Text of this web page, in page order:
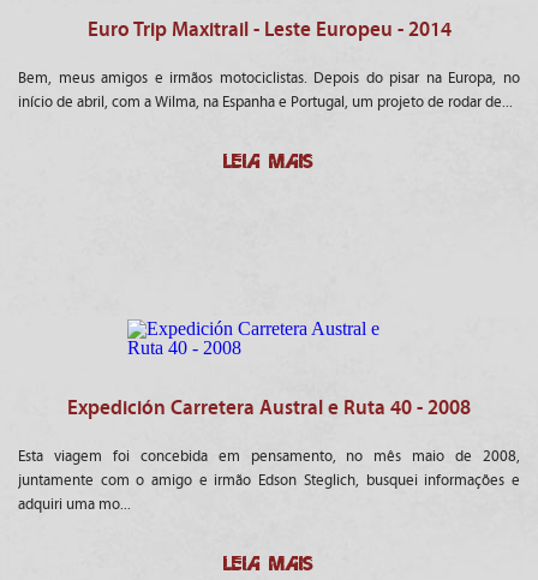
Euro Trip Maxitrail - Leste Europeu - 2014
Bem, meus amigos e irmãos motociclistas. Depois do pisar na Europa, no
início de abril, com a Wilma, na Espanha e Portugal, um projeto de rodar de...
LEIA MAIS
Expedición Carretera Austral e Ruta 40 - 2008
Esta viagem foi concebida em pensamento, no mês maio de 2008,
juntamente com o amigo e irmão Edson Steglich, busquei informações e
adquiri uma mo...
LEIA MAIS